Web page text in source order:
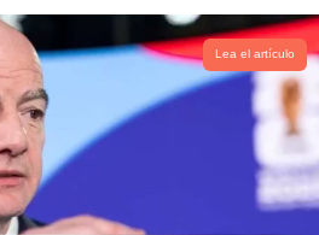
Lea el artículo